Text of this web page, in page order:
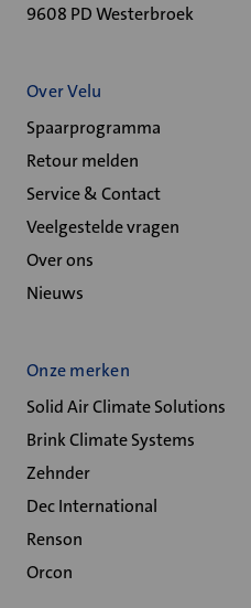
9608 PD Westerbroek
Over Velu
Spaarprogramma
Retour melden
Service & Contact
Veelgestelde vragen
Over ons
Nieuws
Onze merken
Solid Air Climate Solutions
Brink Climate Systems
Zehnder
Dec International
Renson
Orcon